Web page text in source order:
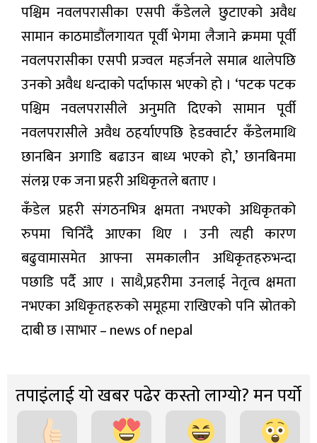
पश्चिम नवलपरासीका एसपी कँडेलले छुटाएको अवैध
सामान काठमाडौंलगायत पूर्वी भेगमा लैजाने क्रममा पूर्वी
नवलपरासीका एसपी प्रज्वल महर्जनले समात्न थालेपछि
उनको अवैध धन्दाको पर्दाफास भएको हो । ‘पटक पटक
पश्चिम नवलपरासीले अनुमति दिएको सामान पूर्वी
नवलपरासीले अवैध ठहर्याएपछि हेडक्वार्टर कँडेलमाथि
छानबिन अगाडि बढाउन बाध्य भएको हो,’ छानबिनमा
संलग्न एक जना प्रहरी अधिकृतले बताए ।
कँडेल प्रहरी संगठनभित्र क्षमता नभएको अधिकृतको
रुपमा चिनिँदै आएका थिए । उनी त्यही कारण
बढुवामासमेत आफ्ना समकालीन अधिकृतहरुभन्दा
पछाडि पर्दै आए । साथै,प्रहरीमा उनलाई नेतृत्व क्षमता
नभएका अधिकृतहरुको समूहमा राखिएको पनि स्रोतको
दाबी छ ।साभार – news of nepal
तपाइंलाई यो खबर पढेर कस्तो लाग्यो? मन पर्यो